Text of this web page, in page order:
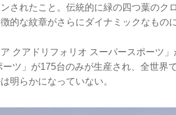
されたこと。伝統的に緑の四つ葉のク
的な紋章がさらにダイナミックなもの
クアドリフォリオ スーパースポーツ
ツ」が175台のみが生産され、全世界
明らかになっていない。